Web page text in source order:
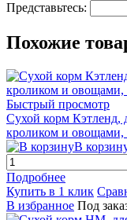
Представьтесь:
Похожие
Быстрый просмотр
Сухой корм Кэтленд,
кроликом и овощами,
В
Подробнее
Купить в 1 клик
В избранное Под